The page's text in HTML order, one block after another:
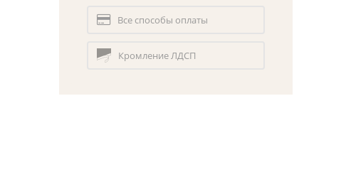
Все способы оплаты
Кромление ЛДСП